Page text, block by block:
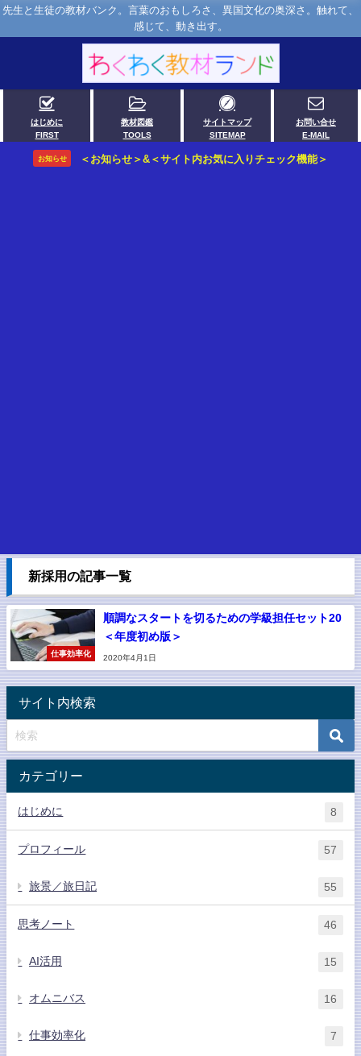
先生と生徒の教材バンク。言葉のおもしろさ、異国文化の奥深さ。触れて、
感じて、動き出す。
はじめに
FIRST
教材図鑑
TOOLS
サイトマップ
SITEMAP
お問い合せ
E-MAIL
お知らせ ＜お知らせ＞&＜サイト内お気に入りチェック機能＞
新採用の記事一覧
仕事効率化
順調なスタートを切るための学級担任セット20
＜年度初め版＞
2020年4月1日
サイト内検索
カテゴリー
はじめに 8
プロフィール 57
旅景／旅日記 55
思考ノート 46
AI活用 15
オムニバス 16
仕事効率化 7